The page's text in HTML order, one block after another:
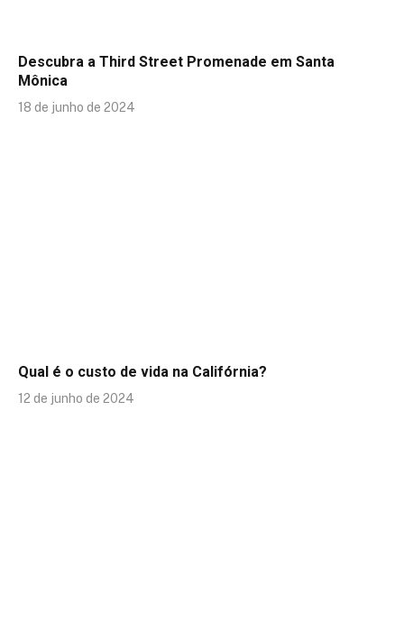
Descubra a Third Street Promenade em Santa
Mônica
18 de junho de 2024
Qual é o custo de vida na Califórnia?
12 de junho de 2024